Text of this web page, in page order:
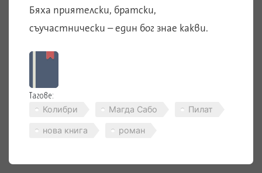
Бяха приятелски, братски,
съучастнически – един бог знае какви.
Тагове:
Колибри Магда Сабо Пилат
нова книга роман